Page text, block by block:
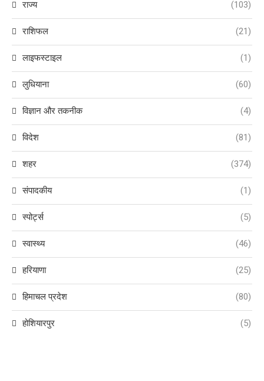
राज्य (103)
राशिफल (21)
लाइफस्टाइल (1)
लुधियाना (60)
विज्ञान और तकनीक (4)
विदेश (81)
शहर (374)
संपादकीय (1)
स्पोर्ट्स (5)
स्वास्थ्य (46)
हरियाणा (25)
हिमाचल प्रदेश (80)
होशियारपुर (5)